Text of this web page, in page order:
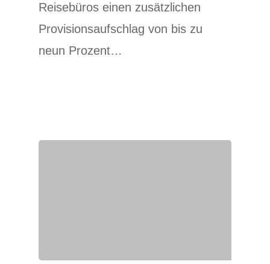
Reisebüros einen zusätzlichen
Provisionsaufschlag von bis zu
neun Prozent…